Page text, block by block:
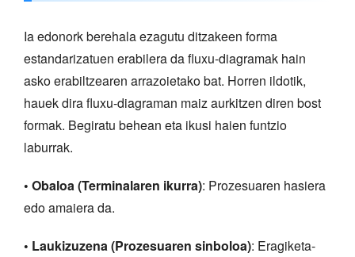
Ia edonork berehala ezagutu ditzakeen forma
estandarizatuen erabilera da fluxu-diagramak hain
asko erabiltzearen arrazoietako bat. Horren ildotik,
hauek dira fluxu-diagraman maiz aurkitzen diren bost
formak. Begiratu behean eta ikusi haien funtzio
laburrak.
• Obaloa (Terminalaren ikurra): Prozesuaren hasiera
edo amaiera da.
• Laukizuzena (Prozesuaren sinboloa): Eragiketa-